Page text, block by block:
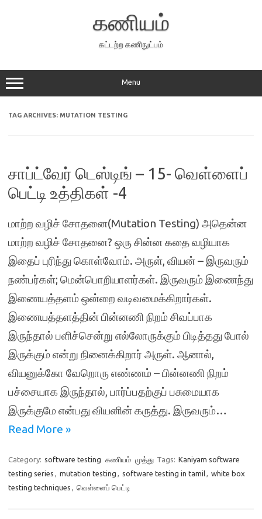
கணியம்
கட்டற்ற கணிநுட்பம்
Menu
TAG ARCHIVES: MUTATION TESTING
சாப்ட்வேர் டெஸ்டிங் – 15- வெள்ளைப்
பெட்டி உத்திகள் -4
மாற்ற வழிச் சோதனை(Mutation Testing) அதென்ன
மாற்ற வழிச் சோதனை? ஒரு சின்ன கதை வழியாக
இதைப் புரிந்து கொள்வோம். அருள், வியன் – இருவரும்
நண்பர்கள்; மென்பொறியாளர்கள். இருவரும் இணைந்து
இணையத்தளம் ஒன்றை வடிவமைக்கிறார்கள்.
இணையத்தளத்தின் பின்னணி நிறம் சிவப்பாக
இருந்தால் பளிச்சென்று எல்லோருக்கும் பிடித்தது போல்
இருக்கும் என்று நினைக்கிறார் அருள். ஆனால்,
வியனுக்கோ வேறொரு எண்ணம் – பின்னணி நிறம்
பச்சையாக இருந்தால், பார்ப்பதற்குப் பசுமையாக
இருக்குமே என்பது வியனின் கருத்து. இருவரும்…
Read More »
Category: software testing கணியம் முத்து Tags: Kaniyam software
testing series , mutation testing , software testing in tamil, white box
testing techniques , வெள்ளைப் பெட்டி